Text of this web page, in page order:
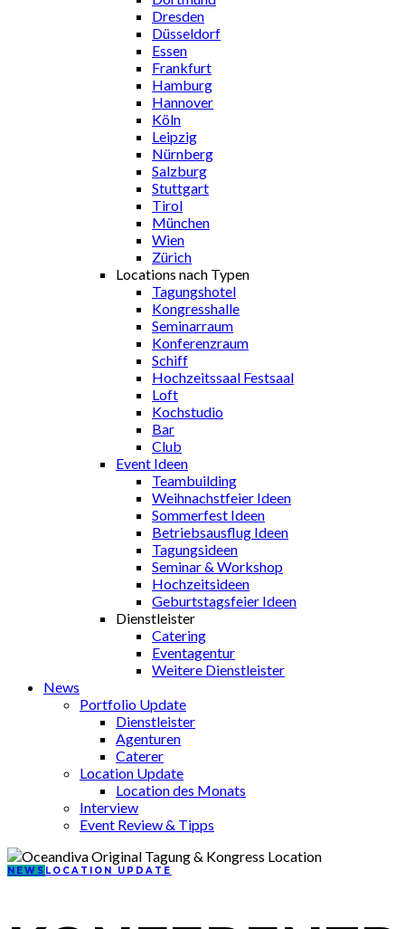
Dresden
Düsseldorf
Essen
Frankfurt
Hamburg
Hannover
Köln
Leipzig
Nürnberg
Salzburg
Stuttgart
Tirol
München
Wien
Zürich
Locations nach Typen
Tagungshotel
Kongresshalle
Seminarraum
Konferenzraum
Schiff
Hochzeitssaal Festsaal
Loft
Kochstudio
Bar
Club
Event Ideen
Teambuilding
Weihnachstfeier Ideen
Sommerfest Ideen
Betriebsausflug Ideen
Tagungsideen
Seminar & Workshop
Hochzeitsideen
Geburtstagsfeier Ideen
Dienstleister
Catering
Eventagentur
Weitere Dienstleister
News
Portfolio Update
Dienstleister
Agenturen
Caterer
Location Update
Location des Monats
Interview
Event Review & Tipps
NEWS LOCATION UPDATE